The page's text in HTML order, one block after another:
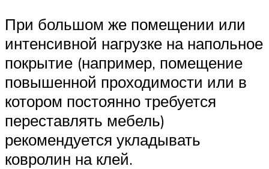
При большом же помещении или
интенсивной нагрузке на напольное
покрытие (например, помещение
повышенной проходимости или в
котором постоянно требуется
переставлять мебель)
рекомендуется укладывать
ковролин на клей.